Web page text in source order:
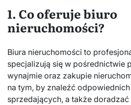
1. Co oferuje biuro
nieruchomości?
Biura nieruchomości to
specjalizują się w pośrednictwie
wynajmie oraz zakupie
na tym, by znaleźć
sprzedających, a także